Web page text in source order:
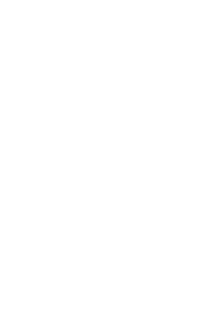
위치에나 설치가
절약할 수 있습니다.